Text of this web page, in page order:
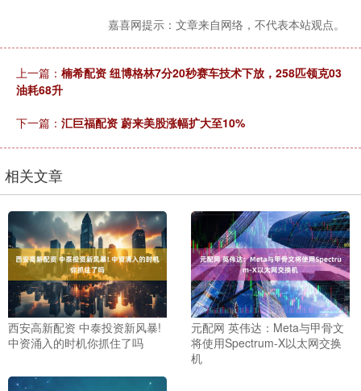
嘉喜网提示：文章来自网络，不代表本站观点。
上一篇： 楠希配资 纽博格林7分20秒赛车技术下放，258匹领克03
油耗68升
下一篇： 汇巨福配资 蔚来美股涨幅扩大至10%
相关文章
西安高新配资 中泰投资新风暴!
中资涌入的时机你抓住了吗
元配网 英伟达：Meta与甲骨文
将使用Spectrum-X以太网交换
机